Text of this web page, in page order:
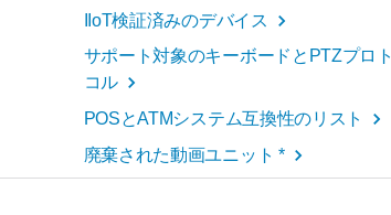
IIoT検証済みのデバイス
サポート対象のキーボードとPTZプロト
コル
POSとATMシステム互換性のリスト
廃棄された動画ユニット *